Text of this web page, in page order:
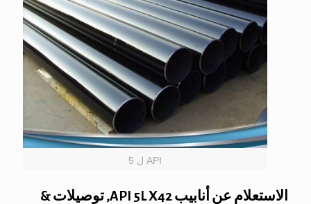
API ل 5
الاستعلام عن أنابيب API 5L X42, توصيلات &